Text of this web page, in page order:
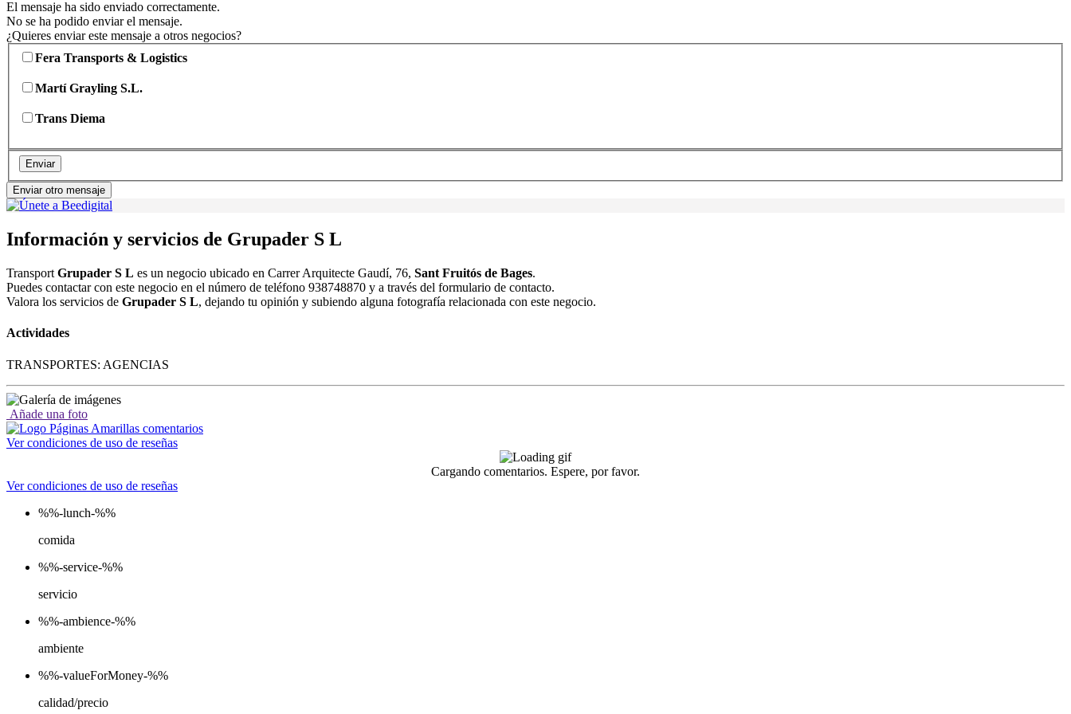
El mensaje ha sido enviado correctamente.
No se ha podido enviar el mensaje.
¿Quieres enviar este mensaje a otros negocios?
Fera Transports & Logistics
Martí Grayling S.L.
Trans Diema
Enviar
Enviar otro mensaje
Información y servicios de Grupader S L
Transport Grupader S L es un negocio ubicado en Carrer Arquitecte Gaudí, 76, Sant Fruitós de Bages.
Puedes contactar con este negocio en el número de teléfono 938748870 y a través del formulario de contacto.
Valora los servicios de Grupader S L, dejando tu opinión y subiendo alguna fotografía relacionada con este negocio.
Actividades
TRANSPORTES: AGENCIAS
Añade una foto
Ver condiciones de uso de reseñas
Cargando comentarios. Espere, por favor.
Ver condiciones de uso de reseñas
%%-lunch-%%
comida
%%-service-%%
servicio
%%-ambience-%%
ambiente
%%-valueForMoney-%%
calidad/precio